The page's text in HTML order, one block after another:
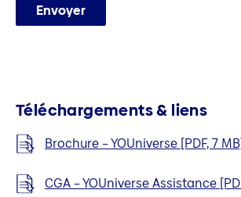
Envoyer
Téléchargements & liens
Brochure – YOUniverse [PDF, 7
CGA – YOUniverse Assistance